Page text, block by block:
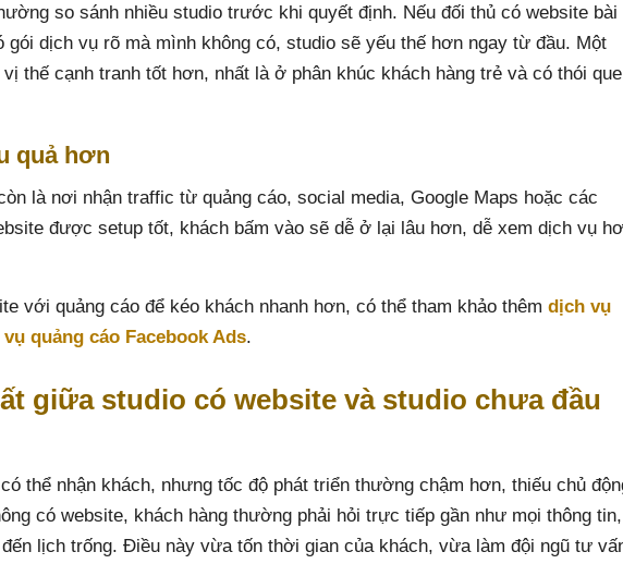
so sánh nhiều studio trước khi quyết định. Nếu đối thủ có website bài
gói dịch vụ rõ mà mình không có, studio sẽ yếu thế hơn ngay từ đầu. Một
thế cạnh tranh tốt hơn, nhất là ở phân khúc khách hàng trẻ và có thói
quả hơn
là nơi nhận traffic từ quảng cáo, social media, Google Maps hoặc các
được setup tốt, khách bấm vào sẽ dễ ở lại lâu hơn, dễ xem dịch vụ
với quảng cáo để kéo khách nhanh hơn, có thể tham khảo thêm dịch vụ
quảng cáo Facebook Ads.
giữa studio có website và studio chưa đầu
thể nhận khách, nhưng tốc độ phát triển thường chậm hơn, thiếu chủ
có website, khách hàng thường phải hỏi trực tiếp gần như mọi thông tin,
lịch trống. Điều này vừa tốn thời gian của khách, vừa làm đội ngũ tư